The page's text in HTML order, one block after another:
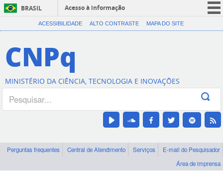
BRASIL
Acesso à informação
CORONAVÍRUS (COVID-19)
Canais
ACESSIBILIDADE ALTO CONTRASTE MAPA DO SITE
CNPq
MINISTÉRIO DA CIÊNCIA, TECNOLOGIA E INOVAÇÕES
Perguntas frequentes Central de Atendimento Serviços
E-mail do Pesquisador
Área de imprensa